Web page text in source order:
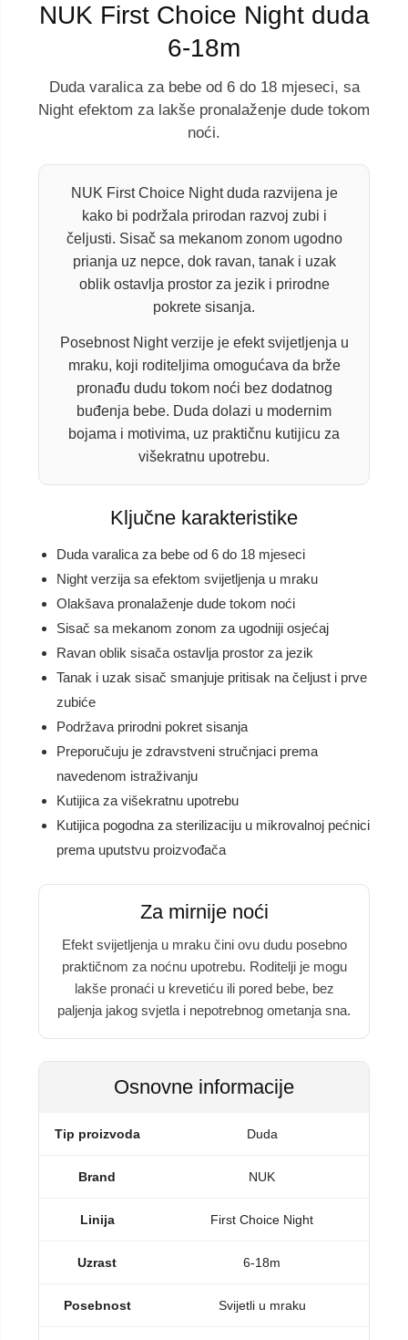
NUK First Choice Night duda
6-18m
Duda varalica za bebe od 6 do 18 mjeseci, sa
Night efektom za lakše pronalaženje dude tokom
noći.
NUK First Choice Night duda razvijena je
kako bi podržala prirodan razvoj zubi i
čeljusti. Sisač sa mekanom zonom ugodno
prianja uz nepce, dok ravan, tanak i uzak
oblik ostavlja prostor za jezik i prirodne
pokrete sisanja.
Posebnost Night verzije je efekt svijetljenja u
mraku, koji roditeljima omogućava da brže
pronađu dudu tokom noći bez dodatnog
buđenja bebe. Duda dolazi u modernim
bojama i motivima, uz praktičnu kutijicu za
višekratnu upotrebu.
Ključne karakteristike
Duda varalica za bebe od 6 do 18 mjeseci
Night verzija sa efektom svijetljenja u mraku
Olakšava pronalaženje dude tokom noći
Sisač sa mekanom zonom za ugodniji osjećaj
Ravan oblik sisača ostavlja prostor za jezik
Tanak i uzak sisač smanjuje pritisak na čeljust i prve
zubiće
Podržava prirodni pokret sisanja
Preporučuju je zdravstveni stručnjaci prema
navedenom istraživanju
Kutijica za višekratnu upotrebu
Kutijica pogodna za sterilizaciju u mikrovalnoj pećnici
prema uputstvu proizvođača
Za mirnije noći
Efekt svijetljenja u mraku čini ovu dudu posebno
praktičnom za noćnu upotrebu. Roditelji je mogu
lakše pronaći u krevetiću ili pored bebe, bez
paljenja jakog svjetla i nepotrebnog ometanja sna.
Osnovne informacije
Tip proizvoda Duda
Brand NUK
Linija First Choice Night
Uzrast 6-18m
Posebnost Svijetli u mraku